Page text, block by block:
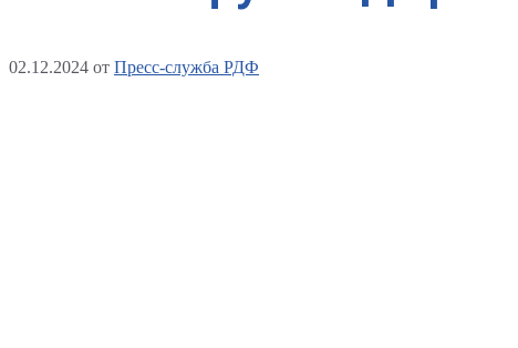
02.12.2024 от Пресс-служба РДФ